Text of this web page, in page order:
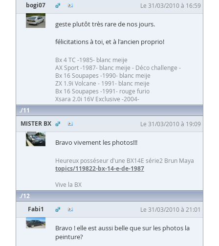
bogi07
Le 31/03/2010 à 16:59
geste plutôt très rare de nos jours.
félicitations à toi, et à l'ancien proprio!
Bx 4 TC -1985- blanc meije
AX Sport -1987- blanc meije - Déco challenge -
Bx 16 Soupapes -1990- blanc meije
ZX 1.9i Volcane - 1991- blanc meije
Bx 16 Soupapes -1991- rouge furio
Xsara 2.0i 16V Exclusive -2004-
11
MISTER BX
Le 31/03/2010 à 19:09
Bravo vivement les photos!!!
Heureux posséseur d'une BX14E série2 Brun Maya
topics/119822-bx-14-e-de-1987
Vive la BX
12
Fabi1
Le 31/03/2010 à 21:01
Bravo ! elle est aussi belle que sur les photos la
peinture?